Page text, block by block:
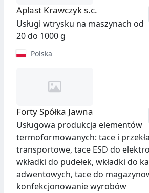
Aplast Krawczyk s.c.
Usługi wtrysku na maszynach od
20 do 1000 g
Polska
Forty Spółka Jawna
Usługowa produkcja elementów
termoformowanych: tace i
transportowe, tace ESD do
wkładki do pudełek, wkładki do
adwentowych, tace do
konfekcjonowanie wyrobów